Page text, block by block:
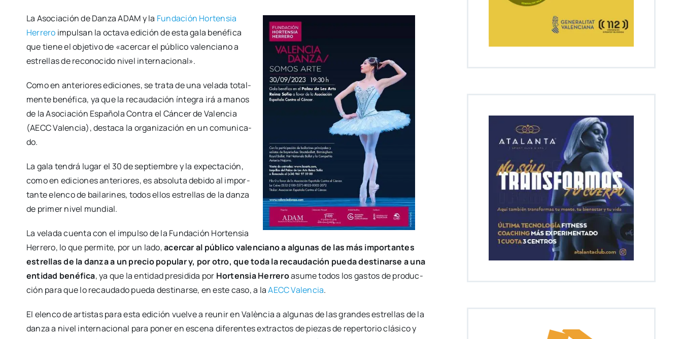
La Aso­cia­ción de Dan­za ADAM y la Fun­da­ción Hor­ten­sia
Herre­ro impul­san la octa­va edi­ción de esta gala bené­fi­ca
que tie­ne el obje­ti­vo de «acer­car el públi­co valen­ciano a
estre­llas de reco­no­ci­do nivel inter­na­cio­nal».
Como en ante­rio­res edi­cio­nes, se tra­ta de una vela­da total­
men­te bené­fi­ca, ya que la recau­da­ción ínte­gra irá a manos
de la Aso­cia­ción Espa­ño­la Con­tra el Cán­cer de Valen­cia
(AECC Valen­cia), des­ta­ca la orga­ni­za­ción en un comu­ni­ca­
do.
La gala ten­drá lugar el 30 de sep­tiem­bre y la expec­ta­ción,
como en edi­cio­nes ante­rio­res, es abso­lu­ta debi­do al impor­
tan­te elen­co de bai­la­ri­nes, todos ellos estre­llas de la dan­za
de pri­mer nivel mun­dial.
La vela­da cuen­ta con el impul­so de la Fun­da­ción Hor­ten­sia
Herre­ro, lo que per­mi­te, por un lado,acer­car al públi­co valen­ciano a algu­nas de las más impor­tan­tes
estre­llas de la dan­za a un pre­cio popu­lar y, por otro, que toda la recau­da­ción pue­da des­ti­nar­se a una
enti­dad bené­fi­ca, ya que la enti­dad pre­si­di­da por Hor­ten­sia Herre­roasu­me todos los gas­tos de pro­duc­
ción para que lo recau­da­do pue­da des­ti­nar­se, en este caso, a laAECC Valen­cia.
El elen­co de artis­tas para esta edi­ción vuel­ve a reu­nir en Valèn­cia a algu­nas de las gran­des estre­llas de la
dan­za a nivel inter­na­cio­nal para poner en esce­na dife­ren­tes extrac­tos de pie­zas de reper­to­rio clá­si­co y